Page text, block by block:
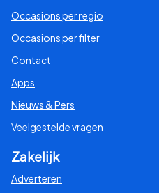
Occasions per regio
Occasions per filter
Contact
Apps
Nieuws & Pers
Veelgestelde vragen
Zakelijk
Adverteren